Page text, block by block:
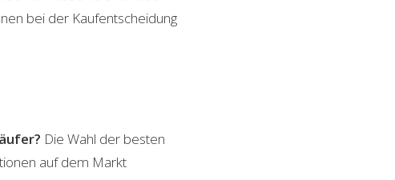
bei der Kaufentscheidung
Die Wahl der besten
auf dem Markt